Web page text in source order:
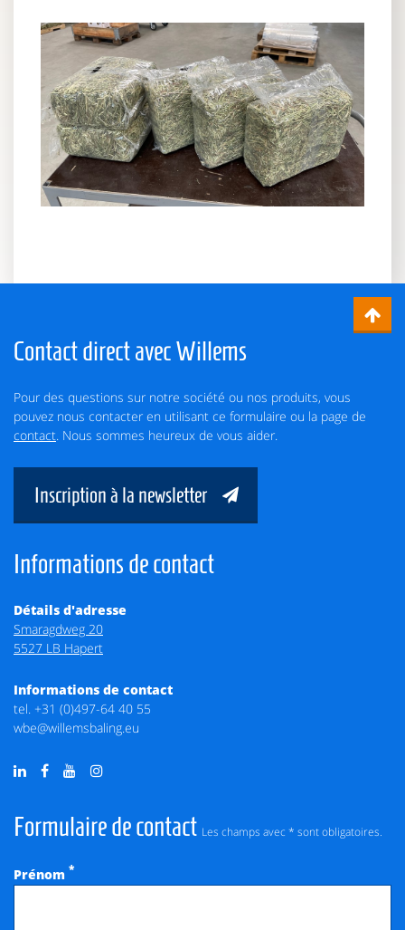
Contact direct avec Willems
Pour des questions sur notre société ou nos produits, vous
pouvez nous contacter en utilisant ce formulaire ou la page de
contact . Nous sommes heureux de vous aider.
Inscription à la newsletter
Formulaire de contact Les champs avec * sont obligatoires.
Prénom *
Informations de contact
Détails d'adresse
Smaragdweg 20
5527 LB Hapert
Informations de contact
tel. +31 (0)497-64 40 55
wbe@willemsbaling.eu